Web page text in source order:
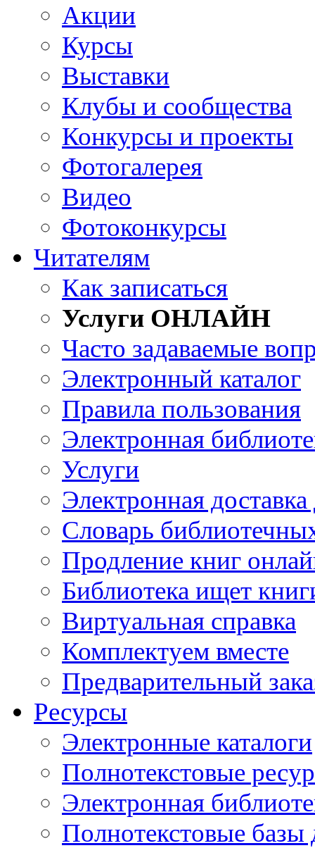
Акции
Курсы
Выставки
Клубы и сообщества
Конкурсы и проекты
Фотогалерея
Видео
Фотоконкурсы
Читателям
Как записаться
Услуги ОНЛАЙН
Часто задаваемые
Электронный каталог
Правила пользования
Электронная
Услуги
Электронная
Словарь
Продление книг
Библиотека ищет
Виртуальная справка
Комплектуем вместе
Предварительный
Ресурсы
Электронные каталоги
Полнотекстовые
Электронная
Полнотекстовые